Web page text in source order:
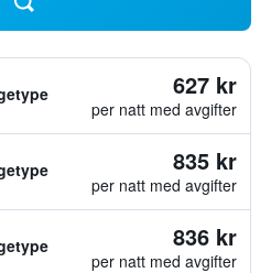
627 kr
per natt med avgifter
835 kr
per natt med avgifter
836 kr
per natt med avgifter